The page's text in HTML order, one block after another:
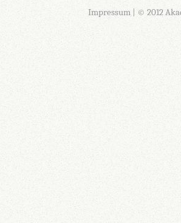
Impressum| © 2012